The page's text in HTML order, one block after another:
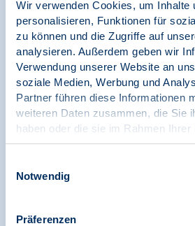
Wir verwenden Cookies, um Inhalte
personalisieren, Funktionen für
zu können und die Zugriffe auf
analysieren. Außerdem geben wir
Verwendung unserer Website an
soziale Medien, Werbung und
Partner führen diese Informationen
weiteren Daten zusammen, die Sie
haben oder die sie im Rahmen
gesammelt haben.
Notwendig
Präferenzen
03.07.2026
Pressespiegel | Psychologie in
Schleswig-Holstein
Schulpsychologen fehlen:
Stellen in SH unbesetzt sind,
30.10.2025
News | Psychologie in Krisen | SK